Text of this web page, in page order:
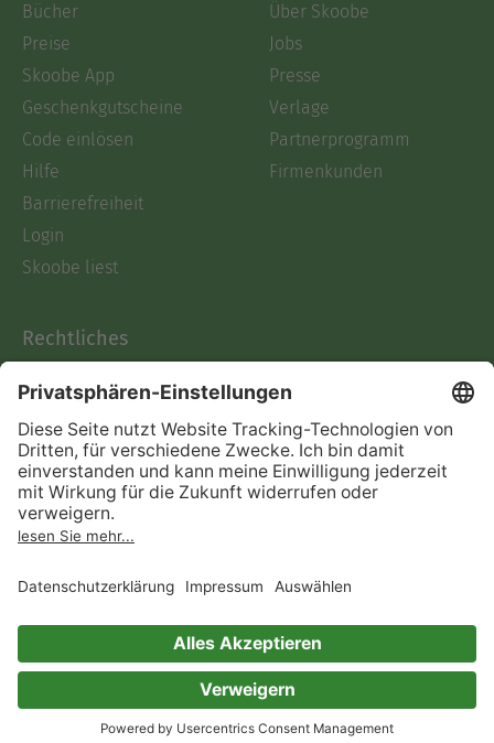
Bücher
Preise
Skoobe App
Geschenkgutscheine
Code einlösen
Hilfe
Barrierefreiheit
Login
Skoobe liest
Über Skoobe
Jobs
Presse
Verlage
Partnerprogramm
Firmenkunden
Rechtliches
AGB
Informationen nach Data
Act
Verträge hier kündigen
Impressum
Immer ein gutes Buch